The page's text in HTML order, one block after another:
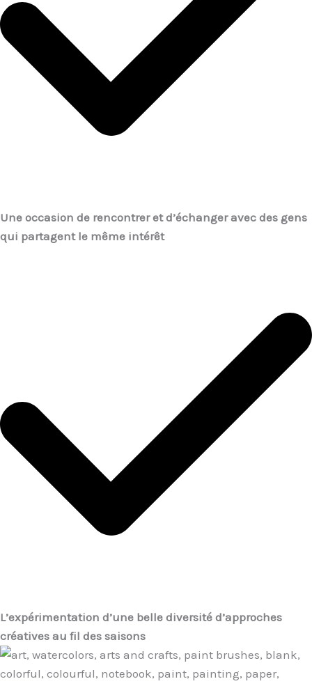
Une occasion de rencontrer et d’échanger avec des gens
qui partagent le même intérêt
L’expérimentation d’une belle diversité d’approches
créatives au fil des saisons